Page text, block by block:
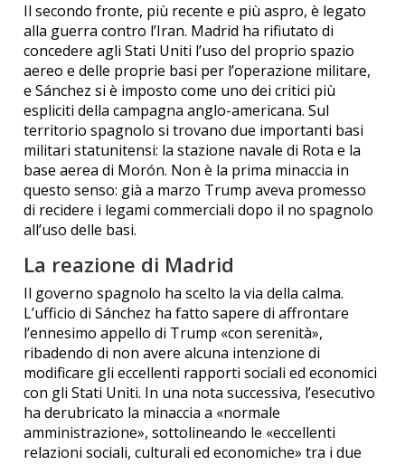
Il secondo fronte, più recente e più aspro, è legato
alla guerra contro l’Iran. Madrid ha rifiutato di
concedere agli Stati Uniti l’uso del proprio spazio
aereo e delle proprie basi per l’operazione militare,
e Sánchez si è imposto come uno dei critici più
espliciti della campagna anglo-americana. Sul
territorio spagnolo si trovano due importanti basi
militari statunitensi: la stazione navale di Rota e la
base aerea di Morón. Non è la prima minaccia in
questo senso: già a marzo Trump aveva promesso
di recidere i legami commerciali dopo il no spagnolo
all’uso delle basi.
La reazione di Madrid
Il governo spagnolo ha scelto la via della calma.
L’ufficio di Sánchez ha fatto sapere di affrontare
l’ennesimo appello di Trump «con serenità»,
ribadendo di non avere alcuna intenzione di
modificare gli eccellenti rapporti sociali ed economici
con gli Stati Uniti. In una nota successiva, l’esecutivo
ha derubricato la minaccia a «normale
amministrazione», sottolineando le «eccellenti
relazioni sociali, culturali ed economiche» tra i due